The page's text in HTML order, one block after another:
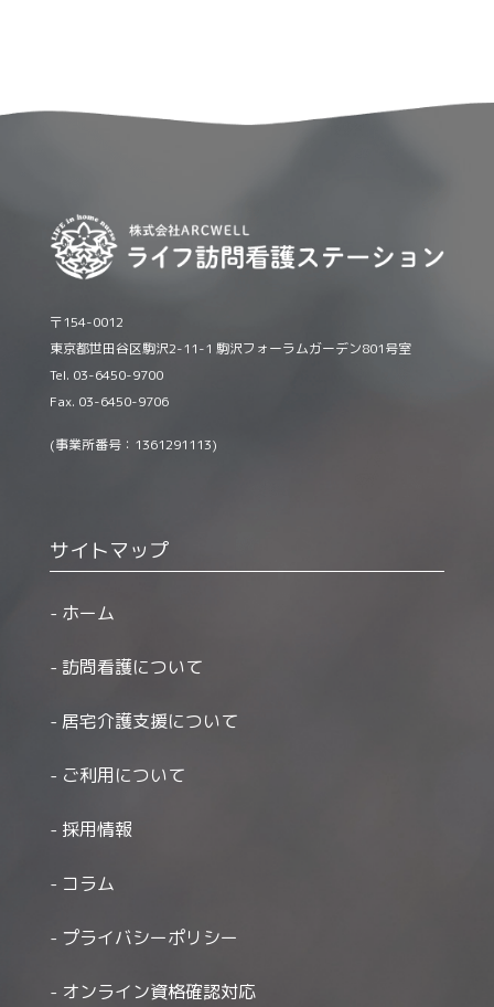
〒154-0012
東京都世田谷区駒沢2-11-1 駒沢フォーラムガーデン801号室
Tel. 03-6450-9700
Fax. 03-6450-9706
(事業所番号：1361291113)
サイトマップ
ホーム
訪問看護について
居宅介護支援について
ご利用について
採用情報
コラム
プライバシーポリシー
オンライン資格確認対応